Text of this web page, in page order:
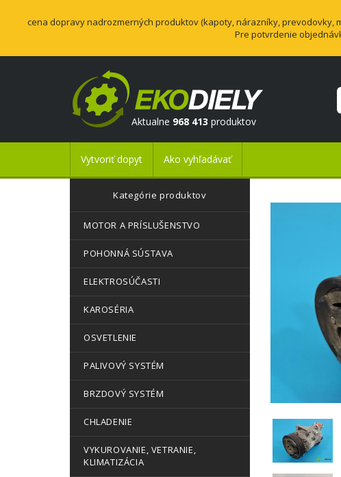
cena dopravy nadrozmerných produktov (kapoty, nárazníky, prevodovky,
Pre potvrdenie
Aktualne 968 413 produktov
Vytvoriť dopyt Ako vyhľadávať
Kategórie produktov
MOTOR A PRÍSLUŠENSTVO
POHONNÁ SÚSTAVA
ELEKTROSÚČASTI
KAROSÉRIA
OSVETLENIE
PALIVOVÝ SYSTÉM
BRZDOVÝ SYSTÉM
CHLADENIE
VYKUROVANIE, VETRANIE,
KLIMATIZÁCIA